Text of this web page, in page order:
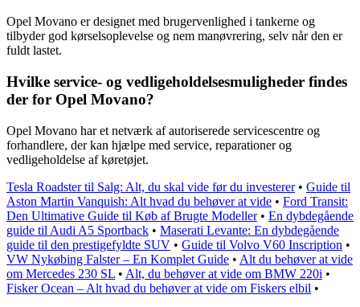
Opel Movano er designet med brugervenlighed i tankerne og
tilbyder god kørselsoplevelse og nem manøvrering, selv når den er
fuldt lastet.
Hvilke service- og vedligeholdelsesmuligheder findes
der for Opel Movano?
Opel Movano har et netværk af autoriserede servicescentre og
forhandlere, der kan hjælpe med service, reparationer og
vedligeholdelse af køretøjet.
Tesla Roadster til Salg: Alt, du skal vide før du investerer• Guide til
Aston Martin Vanquish: Alt hvad du behøver at vide • Ford Transit:
Den Ultimative Guide til Køb af Brugte Modeller• En dybdegående
guide til Audi A5 Sportback • Maserati Levante: En dybdegående
guide til den prestigefyldte SUV • Guide til Volvo V60 Inscription •
VW Nykøbing Falster – En Komplet Guide • Alt du behøver at vide
om Mercedes 230 SL • Alt, du behøver at vide om BMW 220i •
Fisker Ocean – Alt hvad du behøver at vide om Fiskers elbil •